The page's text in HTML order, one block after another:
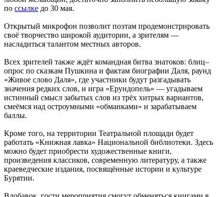
по ссылке до 30 мая.
Открытый микрофон позволит поэтам продемонстрировать
своё творчество широкой аудитории, а зрителям —
насладиться талантом местных авторов.
Всех зрителей также ждёт командная битва знатоков: блиц–
опрос по сказкам Пушкина и фактам биографии Даля, раунд
«Живое слово Даля», где участники будут разгадывать
значения редких слов, и игра «Ерундопель» — угадываем
истинный смысл забытых слов из трёх хитрых вариантов,
смеёмся над остроумными «обманками» и зарабатываем
баллы.
Кроме того, на территории Театральной площади будет
работать «Книжная лавка» Национальной библиотеки. Здесь
можно будет приобрести художественные книги,
произведения классиков, современную литературу, а также
краеведческие издания, посвящённые истории и культуре
Бурятии.